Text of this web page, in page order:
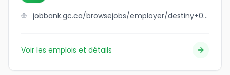
jobbank.gc.ca/browsejobs/employer/destiny+05+construction+inc/ca
Voir les emplois et détails